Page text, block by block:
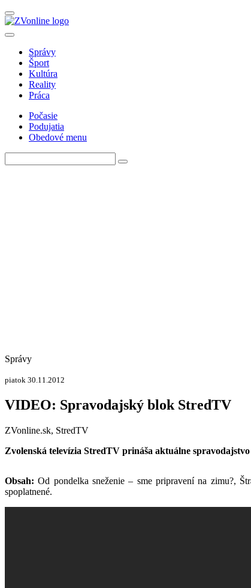
Správy
Šport
Kultúra
Reality
Práca
Počasie
Podujatia
Obedové menu
Správy
piatok 30.11.2012
VIDEO: Spravodajský blok StredTV
ZVonline.sk, StredTV
Zvolenská televízia StredTV prináša aktuálne
Obsah: Od pondelka sneženie – sme pripravení na zimu?,
spoplatnené.